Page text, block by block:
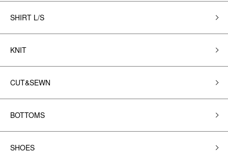
SHIRT L/S
KNIT
CUT&SEWN
BOTTOMS
SHOES